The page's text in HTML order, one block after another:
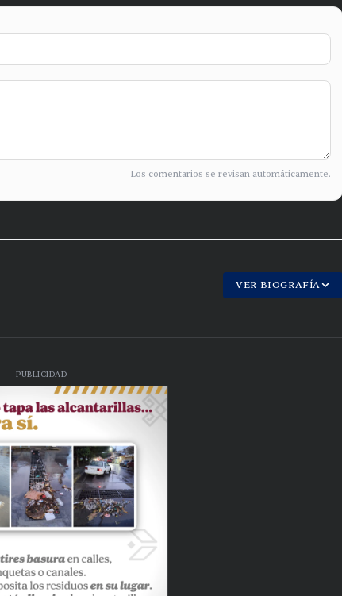
Los comentarios se revisan automáticamente.
VER BIOGRAFÍA
PUBLICIDAD